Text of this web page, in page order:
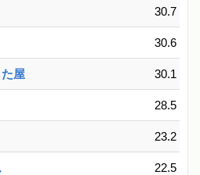
30.7
30.6
屋 30.1
28.5
23.2
22.5